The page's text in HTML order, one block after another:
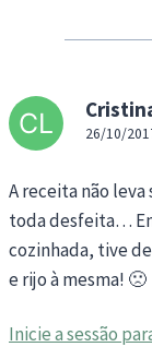
26/10/
A receita não
toda desfeita…
cozinhada, tive
e rijo à mesma! 🙁
Inicie a sessão